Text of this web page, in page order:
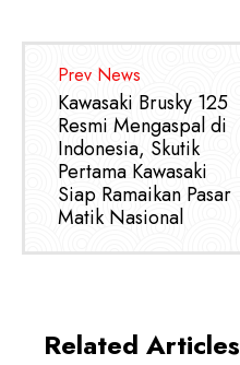
Prev News
Kawasaki Brusky 125
Resmi Mengaspal di
Indonesia, Skutik
Pertama Kawasaki
Siap Ramaikan Pasar
Matik Nasional
Related Articles